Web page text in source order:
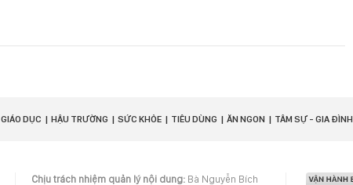
GIÁO DỤC HẬU TRƯỜNG SỨC KHỎE TIÊU DÙNG ĂN NGON TÂM SỰ - GIA ĐÌNH
Chịu trách nhiệm quản lý nội dung: Bà Nguyễn Bích